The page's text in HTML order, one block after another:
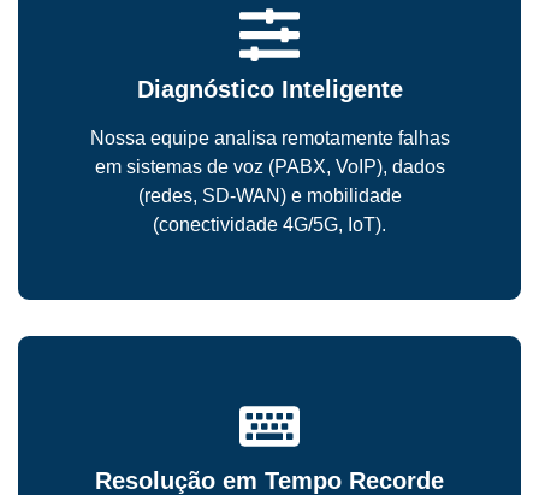
Diagnóstico Inteligente
Nossa equipe analisa remotamente falhas
em sistemas de voz (PABX, VoIP), dados
(redes, SD-WAN) e mobilidade
(conectividade 4G/5G, IoT).
Resolução em Tempo Recorde